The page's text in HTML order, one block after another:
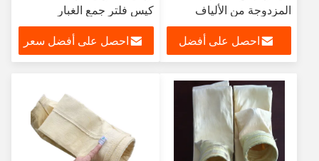
المزدوجة من الألياف
الزجاجية
احصل على أفضل
كيس فلتر جمع الغبار
احصل على أفضل سعر